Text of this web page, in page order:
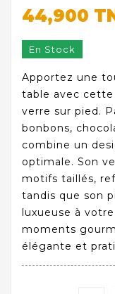
44,900
En Stock
Apportez une
table avec
verre sur pied.
bonbons,
combine un
optimale. Son
motifs taillés,
tandis que son
luxueuse à
moments
élégante et